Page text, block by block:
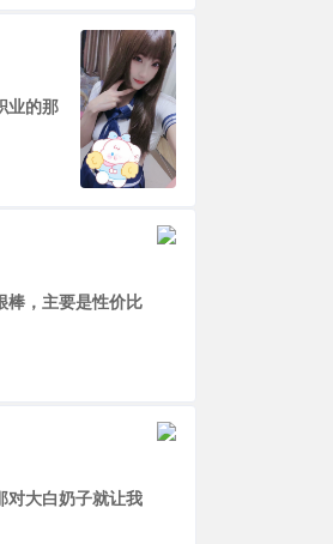
业的那
棒，主要是性价比
对大白奶子就让我